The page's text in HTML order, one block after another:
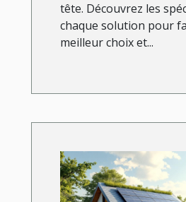
tête. Découvrez les
chaque solution pour
meilleur choix et...